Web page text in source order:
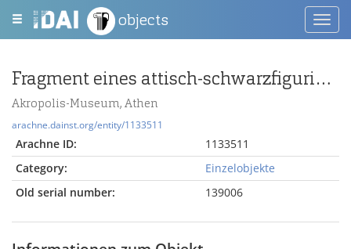
objects
Fragment eines attisch-schwarzfigurigen Pinax mit Pferdekopf
Akropolis-Museum, Athen
arachne.dainst.org/entity/1133511
Arachne ID:
1133511
Category:
Einzelobjekte
Old serial number:
139006